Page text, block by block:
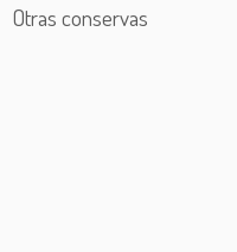
Otras conservas